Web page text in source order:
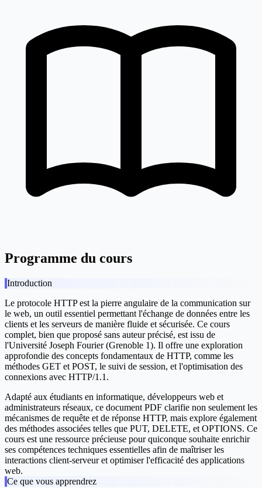
Programme du cours
Introduction
Le protocole HTTP est la pierre angulaire de la communication sur
le web, un outil essentiel permettant l'échange de données entre les
clients et les serveurs de manière fluide et sécurisée. Ce cours
complet, bien que proposé sans auteur précisé, est issu de
l'Université Joseph Fourier (Grenoble 1). Il offre une exploration
approfondie des concepts fondamentaux de HTTP, comme les
méthodes GET et POST, le suivi de session, et l'optimisation des
connexions avec HTTP/1.1.
Adapté aux étudiants en informatique, développeurs web et
administrateurs réseaux, ce document PDF clarifie non seulement les
mécanismes de requête et de réponse HTTP, mais explore également
des méthodes associées telles que PUT, DELETE, et OPTIONS. Ce
cours est une ressource précieuse pour quiconque souhaite enrichir
ses compétences techniques essentielles afin de maîtriser les
interactions client-serveur et optimiser l'efficacité des applications
web.
Ce que vous apprendrez